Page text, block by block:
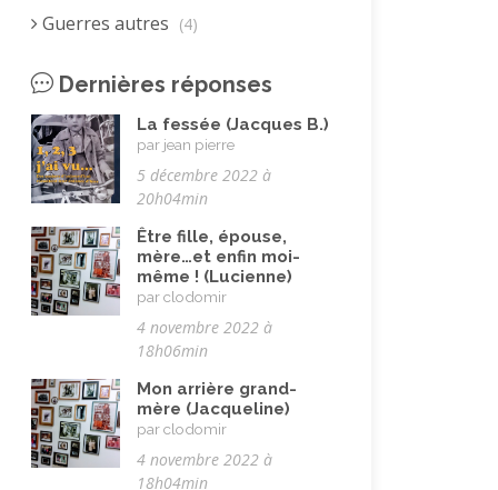
Guerres autres (4)
Immigration autre (3)
Immigration européenne et
descendants
(23)
Immigration nord africaine et
descendants (18)
Immigration subsaharienne et
descendants (18)
Juif.ve (être) (10)
Loisirs, jeux (34)
Mai 68 (8)
Maladie, handicap (23)
Dernières réponses
La fessée (Jacques B.)
par jean pierre
5 décembre 2022 à
20h04min
Être fille, épouse,
mère…et enfin moi-
même ! (Lucienne)
par clodomir
4 novembre 2022 à
18h06min
Mon arrière grand-
mère (Jacqueline)
par clodomir
4 novembre 2022 à
18h04min